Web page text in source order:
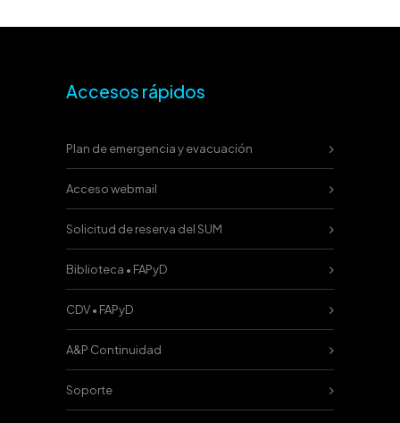
Accesos rápidos
Plan de emergencia y evacuación
Acceso webmail
Solicitud de reserva del SUM
Biblioteca • FAPyD
CDV • FAPyD
A&P Continuidad
Soporte